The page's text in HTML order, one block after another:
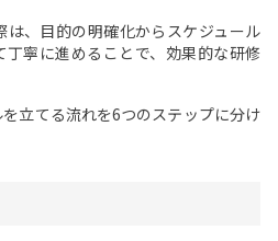
、目的の明確化からスケジュール
寧に進めることで、効果的な研修
立てる流れを6つのステップに分け